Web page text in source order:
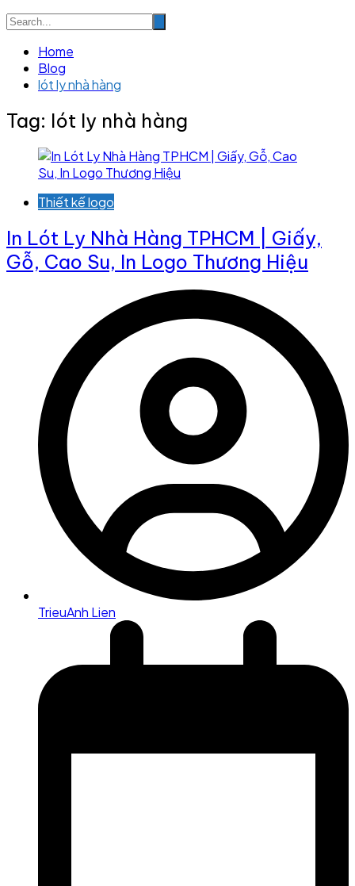
Home
Blog
lót ly nhà hàng
Tag: lót ly nhà hàng
Thiết kế logo
In Lót Ly Nhà Hàng TPHCM | Giấy,
Gỗ, Cao Su, In Logo Thương Hiệu
TrieuAnh Lien